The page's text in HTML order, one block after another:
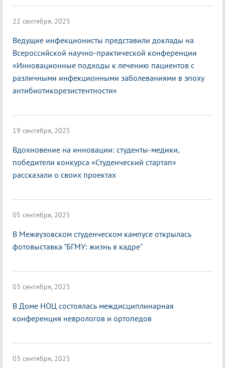
22 сентября, 2025
Ведущие инфекционисты представили доклады на
Всероссийской научно-практической конференции
«Инновационные подходы к лечению пациентов с
различными инфекционными заболеваниями в эпоху
антибиотикорезистентности»
19 сентября, 2025
Вдохновение на инновации: студенты-медики,
победители конкурса «Студенческий стартап»
рассказали о своих проектах
05 сентября, 2025
В Межвузовском студенческом кампусе открылась
фотовыставка "БГМУ: жизнь в кадре"
03 сентября, 2025
В Доме НОЦ состоялась междисциплинарная
конференция неврологов и ортопедов
03 сентября, 2025